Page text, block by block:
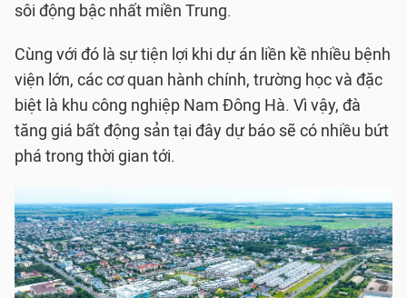
sôi động bậc nhất miền Trung.
Cùng với đó là sự tiện lợi khi dự án liền kề nhiều bệnh
viện lớn, các cơ quan hành chính, trường học và đặc
biệt là khu công nghiệp Nam Đông Hà. Vì vậy, đà
tăng giá bất động sản tại đây dự báo sẽ có nhiều bứt
phá trong thời gian tới.